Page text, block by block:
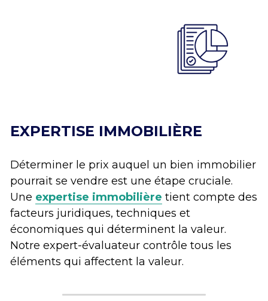
EXPERTISE IMMOBILIÈRE
Déterminer le prix auquel un bien immobilier
pourrait se vendre est une étape cruciale.
Une expertise immobilière tient compte des
facteurs juridiques, techniques et
économiques qui déterminent la valeur.
Notre expert-évaluateur contrôle tous les
éléments qui affectent la valeur.